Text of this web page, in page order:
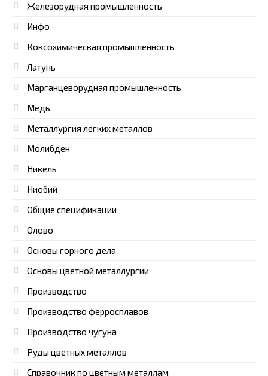
Железорудная промышленность
Инфо
Коксохимическая промышленность
Латунь
Марганцеворудная промышленность
Медь
Металлургия легких металлов
Молибден
Никель
Ниобий
Общие спецификации
Олово
Основы горного дела
Основы цветной металлургии
Производство
Производство ферросплавов
Производство чугуна
Руды цветных металлов
Справочник по цветным металлам